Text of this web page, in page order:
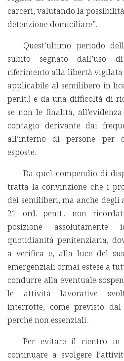
carceri, valutando la
detenzione domiciliare”.
Quest’ultimo periodo
subito segnato dall’uso
riferimento alla libertà vigilata
applicabile al semilibero in
penit.) e da una difficoltà di
se non le finalità,
contagio derivante dai
all’interno di persone per
esposte.
Da quel compendio di
tratta la convinzione che i
dei semiliberi, ma anche degli
21 ord. penit., non
posizione
quotidianità penitenziaria,
a verifica e, alla luce del
emergenziali ormai estese a
condurre alla eventuale
le attività lavorative
interrotte, come previsto dal
perché non essenziali.
Per evitare il rientro in
continuare a svolgere